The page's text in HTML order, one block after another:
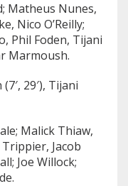
Matheus Nunes,
Nico O’Reilly;
Phil Foden, Tijani
Marmoush.
29′), Tijani
Malick Thiaw,
Jacob
Joe Willock;